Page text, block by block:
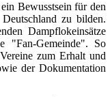
Bewusstsein für den
zu bilden.
Dampflokeinsätze
"Fan-Gemeinde". So
zum Erhalt und
der Dokumentation